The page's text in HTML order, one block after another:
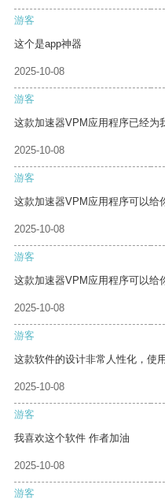
游客
这个是app神器
2025-10-08
游客
这款加速器VPM应用程序已经为
2025-10-08
游客
这款加速器VPM应用程序可以给
2025-10-08
游客
这款加速器VPM应用程序可以给
2025-10-08
游客
这款软件的设计非常人性化，使
2025-10-08
游客
我喜欢这个软件 作者加油
2025-10-08
游客